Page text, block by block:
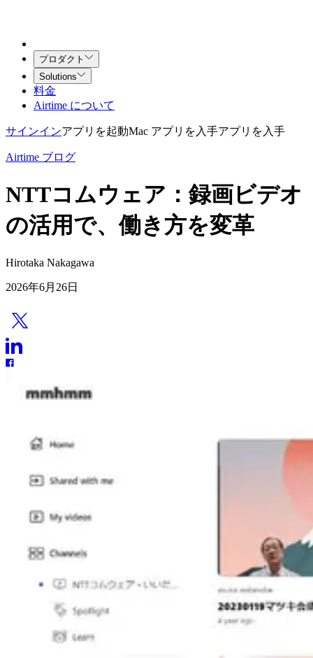
プロダクト
Solutions
料金
Airtime について
サインインアプリを起動Mac アプリを入手アプリを入手
Airtime ブログ
NTTコムウェア：録画ビデオ
の活用で、働き方を変革
Hirotaka Nakagawa
2026年6月26日